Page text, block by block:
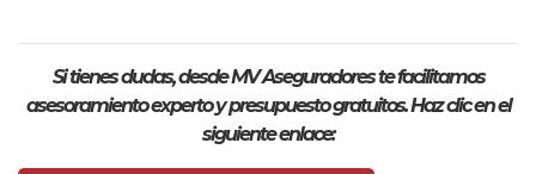
Si tienes dudas, desde MV Aseguradores te facilitamos
asesoramiento experto y presupuesto gratuitos. Haz clic en el
siguiente enlace: